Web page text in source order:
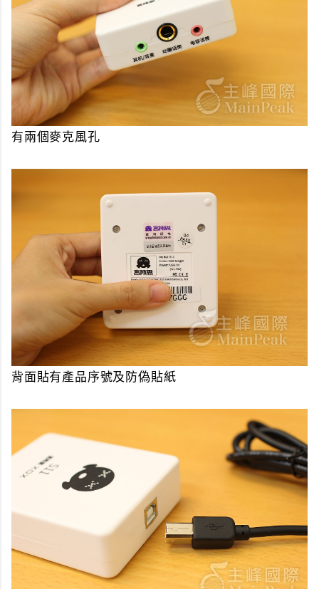
有兩個麥克風孔
背面貼有產品序號及防偽貼紙